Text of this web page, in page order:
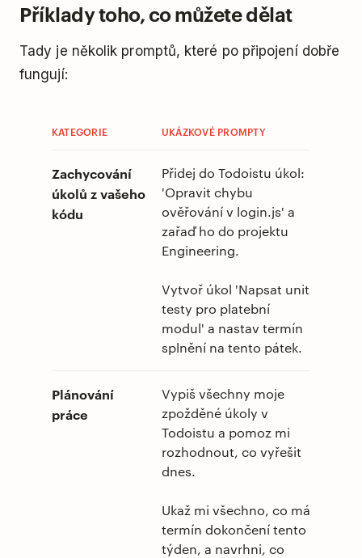
Příklady toho, co můžete dělat
Tady je několik promptů, které po připojení dobře
fungují:
KATEGORIE UKÁZKOVÉ PROMPTY
Zachycování
úkolů z vašeho
kódu
Přidej do Todoistu úkol:
'Opravit chybu
ověřování v login.js' a
zařaď ho do projektu
Engineering.
Vytvoř úkol 'Napsat unit
testy pro platební
modul' a nastav termín
splnění na tento pátek.
Plánování
práce
Vypiš všechny moje
zpožděné úkoly v
Todoistu a pomoz mi
rozhodnout, co vyřešit
dnes.
Ukaž mi všechno, co má
termín dokončení tento
týden, a navrhni, co